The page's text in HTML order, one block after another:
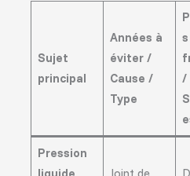
Sujet
principal
Années à
éviter /
Cause /
Type
s
/
Pression